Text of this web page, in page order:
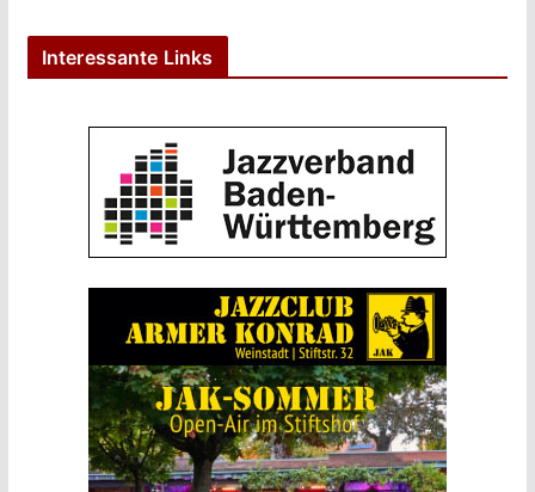
Interessante Links